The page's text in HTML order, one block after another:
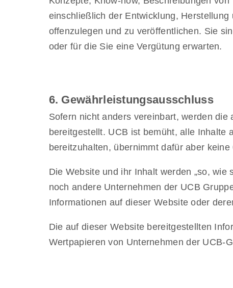
einschließlich der Entwicklung,
offenzulegen und zu veröffentlichen. Sie
oder für die Sie eine Vergütung erwarten.
6. Gewährleistungsausschluss
Sofern nicht anders vereinbart, werden
bereitgestellt. UCB ist bemüht, alle Inhalte
bereitzuhalten, übernimmt dafür aber
Die Website und ihr Inhalt werden „so,
noch andere Unternehmen der UCB
Informationen auf dieser Website oder
Die auf dieser Website bereitgestellten
Wertpapieren von Unternehmen der UCB-